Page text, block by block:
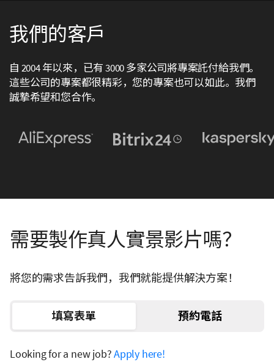
我們的客戶
自 2004 年以來，已有 3000 多家公司將專案託付給我們。
這些公司的專案都很精彩，您的專案也可以如此。我們
誠摯希望和您合作。
需要製作真人實景影片嗎？
將您的需求告訴我們，我們就能提供解決方案！
填寫表單 預約電話
Looking for a new job?Apply here!